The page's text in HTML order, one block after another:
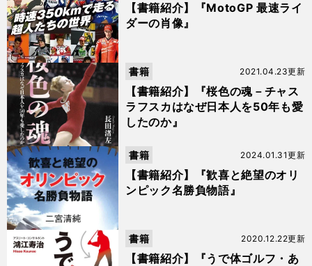
【書籍紹介】『MotoGP 最速ライ
ダーの肖像』
【書籍紹介】『桜色の魂－チャス
ラフスカはなぜ日本人を50年も愛
したのか』
2021.04.23更新
書籍
【書籍紹介】『歓喜と絶望のオリ
ンピック名勝負物語』
2024.01.31更新
書籍
【書籍紹介】『うで体ゴルフ・あ
2020.12.22更新
書籍